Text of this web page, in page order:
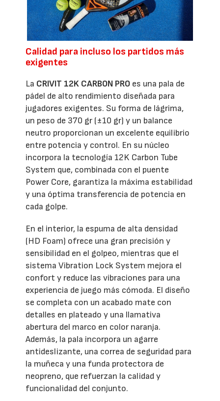
Calidad para incluso los partidos más
exigentes
La CRIVIT 12K CARBON PRO es una pala de
pádel de alto rendimiento diseñada para
jugadores exigentes. Su forma de lágrima,
un peso de 370 gr (±10 gr) y un balance
neutro proporcionan un excelente equilibrio
entre potencia y control. En su núcleo
incorpora la tecnología 12K Carbon Tube
System que, combinada con el puente
Power Core, garantiza la máxima estabilidad
y una óptima transferencia de potencia en
cada golpe.
En el interior, la espuma de alta densidad
(HD Foam) ofrece una gran precisión y
sensibilidad en el golpeo, mientras que el
sistema Vibration Lock System mejora el
confort y reduce las vibraciones para una
experiencia de juego más cómoda. El diseño
se completa con un acabado mate con
detalles en plateado y una llamativa
abertura del marco en color naranja.
Además, la pala incorpora un agarre
antideslizante, una correa de seguridad para
la muñeca y una funda protectora de
neopreno, que refuerzan la calidad y
funcionalidad del conjunto.